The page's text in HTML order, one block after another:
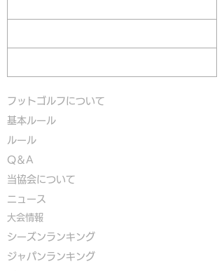
フットゴルフについて
基本ルール
ルール
Q＆A
​当協会について
​ニュース
大会情報
シーズンランキング
ジャパンランキング